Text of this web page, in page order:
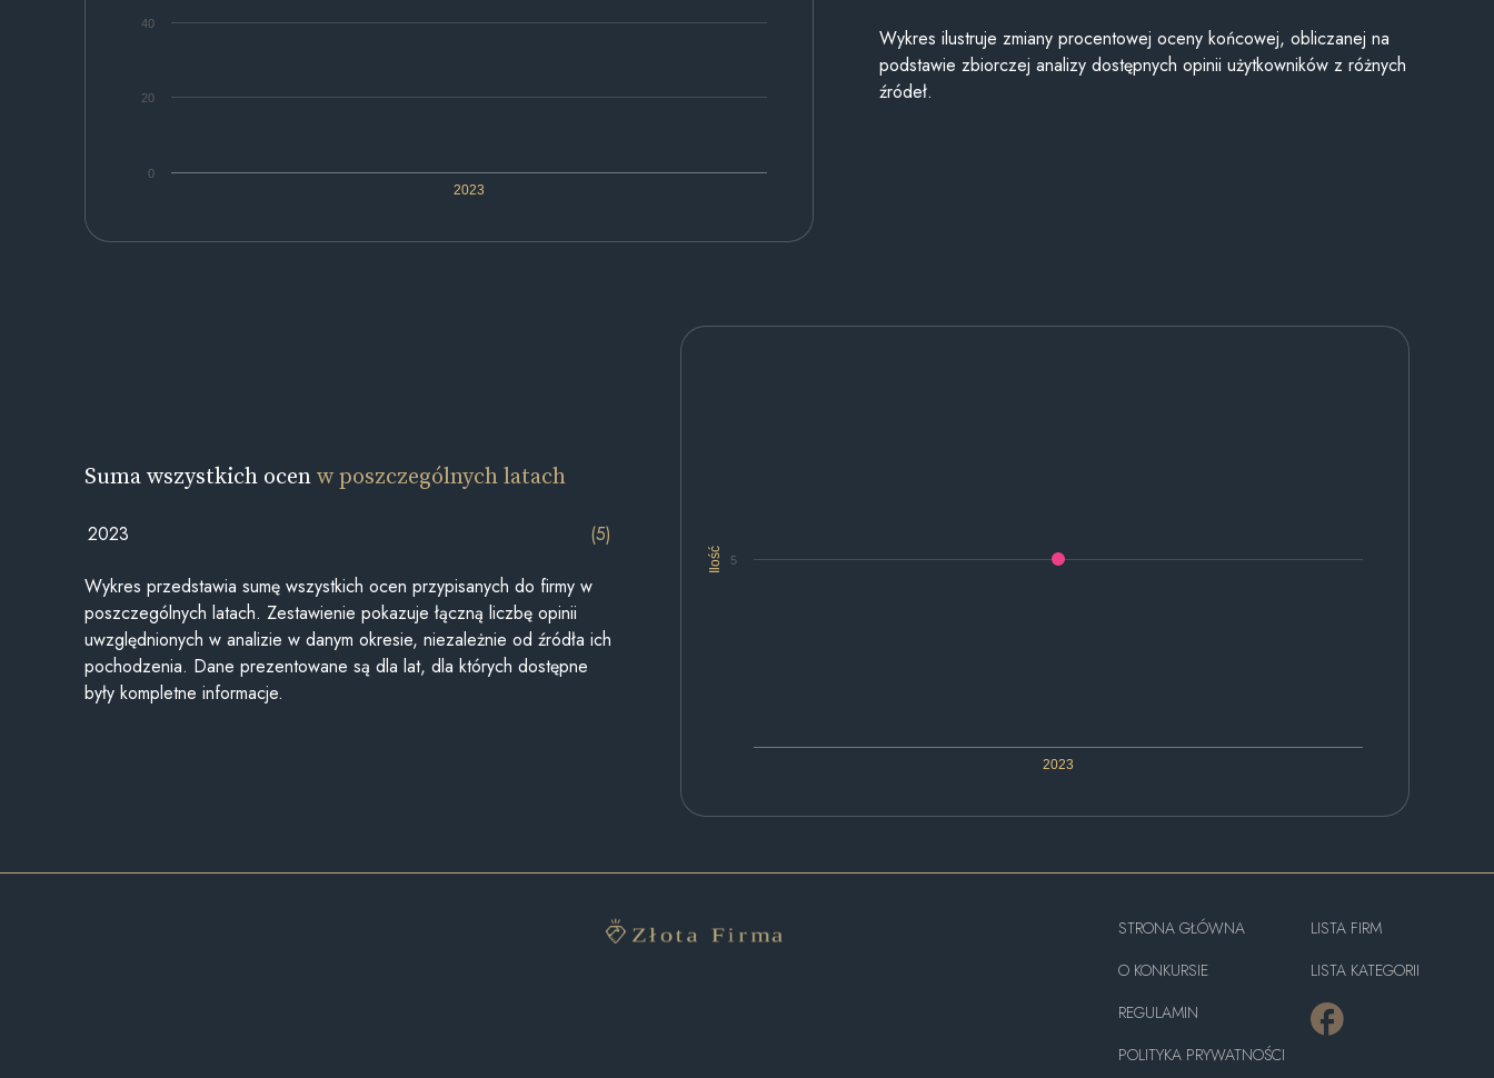
2023
0
20
40
Wykres ilustruje zmiany procentowej oceny końcowej, obliczanej na
podstawie zbiorczej analizy dostępnych opinii użytkowników z różnych
źródeł.
Ilość
2023
5
Suma wszystkich ocenw poszczególnych latach
2023 (5)
Wykres przedstawia sumę wszystkich ocen przypisanych do firmy w
poszczególnych latach. Zestawienie pokazuje łączną liczbę opinii
uwzględnionych w analizie w danym okresie, niezależnie od źródła ich
pochodzenia. Dane prezentowane są dla lat, dla których dostępne
były kompletne informacje.
STRONA GŁÓWNA
O KONKURSIE
REGULAMIN
POLITYKA PRYWATNOŚCI
LISTA FIRM
LISTA KATEGORII